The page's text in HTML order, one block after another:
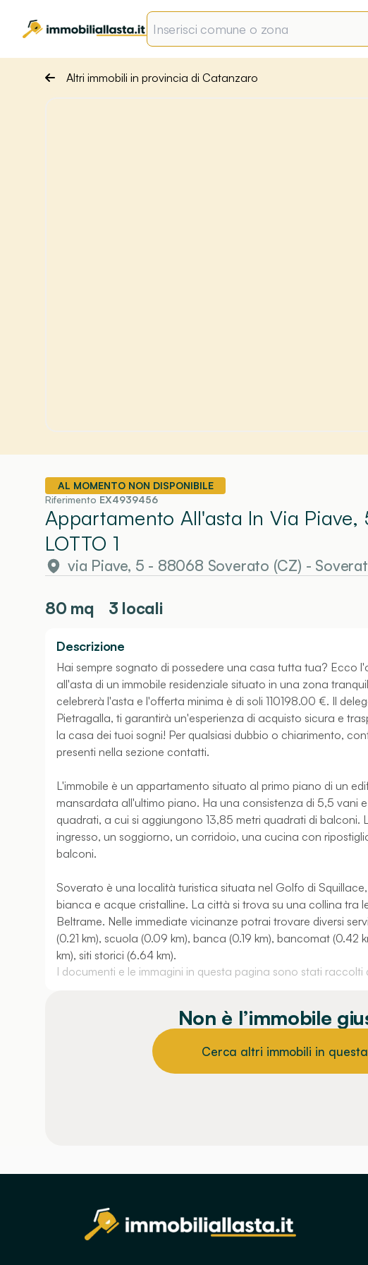
Altri immobili in provincia di Catanzaro
AL MOMENTO NON DISPONIBILE
Riferimento EX4939456
Appartamento All'asta In Via
LOTTO 1
via Piave, 5 - 88068 Soverato (CZ) -
80 mq 3 locali
Descrizione
Hai sempre sognato di possedere una casa tutta tua? Ecco
all'asta di un immobile residenziale situato in una zona
celebrerà l'asta e l'offerta minima è di soli 110198.00 €. Il
Pietragalla, ti garantirà un'esperienza di acquisto sicura e
la casa dei tuoi sogni! Per qualsiasi dubbio o chiarimento,
presenti nella sezione contatti.
L'immobile è un appartamento situato al primo piano di un
mansardata all'ultimo piano. Ha una consistenza di 5,5 vani
quadrati, a cui si aggiungono 13,85 metri quadrati di
ingresso, un soggiorno, un corridoio, una cucina con
balconi.
Soverato è una località turistica situata nel Golfo di
bianca e acque cristalline. La città si trova su una collina tra
Beltrame. Nelle immediate vicinanze potrai trovare diversi
(0.21 km), scuola (0.09 km), banca (0.19 km), bancomat (0.42
km), siti storici (6.64 km).
I documenti e le immagini in questa pagina sono stati
Non è l’immobile
Cerca altri immobili in